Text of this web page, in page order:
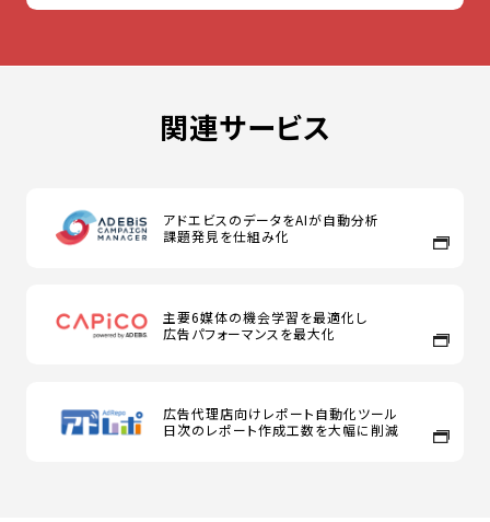
関連サービス
アドエビスのデータをAIが自動分析
課題発見を仕組み化
主要6媒体の機会学習を最適化し
広告パフォーマンスを最大化
広告代理店向けレポート自動化ツール
日次のレポート作成工数を大幅に削減